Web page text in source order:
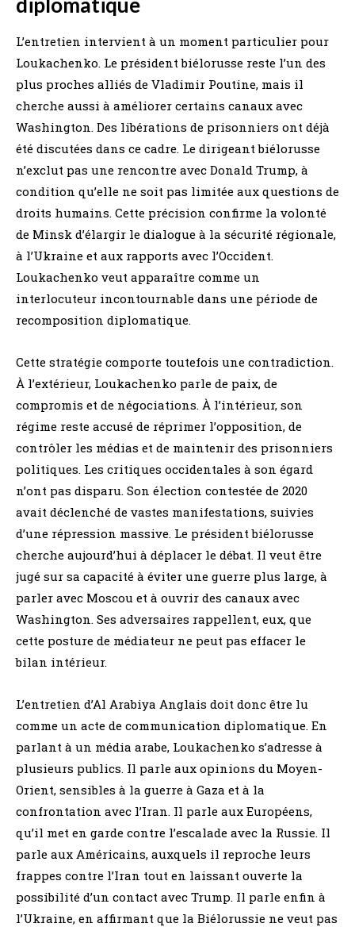
L’entretien intervient à un moment particulier pour
Loukachenko. Le président biélorusse reste l’un des
plus proches alliés de Vladimir Poutine, mais il
cherche aussi à améliorer certains canaux avec
Washington. Des libérations de prisonniers ont déjà
été discutées dans ce cadre. Le dirigeant biélorusse
n’exclut pas une rencontre avec Donald Trump, à
condition qu’elle ne soit pas limitée aux questions de
droits humains. Cette précision confirme la volonté
de Minsk d’élargir le dialogue à la sécurité régionale,
à l’Ukraine et aux rapports avec l’Occident.
Loukachenko veut apparaître comme un
interlocuteur incontournable dans une période de
recomposition diplomatique.
Cette stratégie comporte toutefois une contradiction.
À l’extérieur, Loukachenko parle de paix, de
compromis et de négociations. À l’intérieur, son
régime reste accusé de réprimer l’opposition, de
contrôler les médias et de maintenir des prisonniers
politiques. Les critiques occidentales à son égard
n’ont pas disparu. Son élection contestée de 2020
avait déclenché de vastes manifestations, suivies
d’une répression massive. Le président biélorusse
cherche aujourd’hui à déplacer le débat. Il veut être
jugé sur sa capacité à éviter une guerre plus large, à
parler avec Moscou et à ouvrir des canaux avec
Washington. Ses adversaires rappellent, eux, que
cette posture de médiateur ne peut pas effacer le
bilan intérieur.
L’entretien d’Al Arabiya Anglais doit donc être lu
comme un acte de communication diplomatique. En
parlant à un média arabe, Loukachenko s’adresse à
plusieurs publics. Il parle aux opinions du Moyen-
Orient, sensibles à la guerre à Gaza et à la
confrontation avec l’Iran. Il parle aux Européens,
qu’il met en garde contre l’escalade avec la Russie. Il
parle aux Américains, auxquels il reproche leurs
frappes contre l’Iran tout en laissant ouverte la
possibilité d’un contact avec Trump. Il parle enfin à
l’Ukraine, en affirmant que la Biélorussie ne veut pas